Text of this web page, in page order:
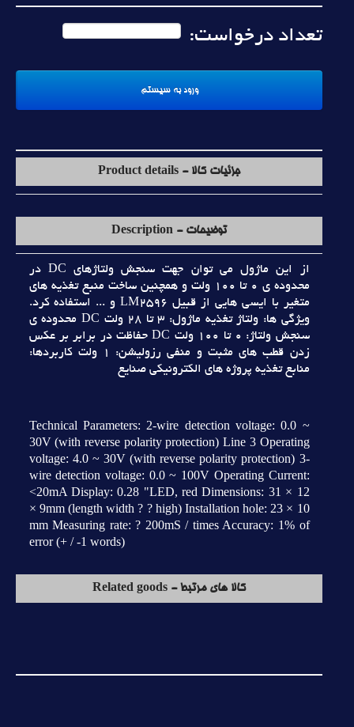
تعداد درخواست:
جزئیات کالا - Product details
توضیحات - Description
از اين ماژول مي توان جهت سنجش ولتاژهاي DC در
محدوده ي 0 تا 100 ولت و همچنين ساخت منبع تغذيه هاي
متغير با ايسي هايي از قبيل LM2596 و ... استفاده کرد.
ويژگي ها: ولتاژ تغذيه ماژول: 3 تا 28 ولت DC محدوده ي
سنجش ولتاژ: 0 تا 100 ولت DC حفاظت در برابر بر عکس
زدن قطب هاي مثبت و منفي رزوليشن: 1 ولت کاربردها:
منابع تغذيه پروژه هاي الکترونيکي صنايع
Technical Parameters: 2-wire detection voltage: 0.0 ~
30V (with reverse polarity protection) Line 3 Operating
voltage: 4.0 ~ 30V (with reverse polarity protection) 3-
wire detection voltage: 0.0 ~ 100V Operating Current:
<20mA Display: 0.28 "LED, red Dimensions: 31 × 12
× 9mm (length width ? ? high) Installation hole: 23 × 10
mm Measuring rate: ? 200mS / times Accuracy: 1% of
error (+ / -1 words)
کالا های مرتبط - Related goods